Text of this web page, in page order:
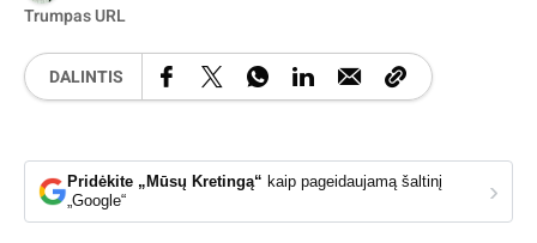
Trumpas URL
DALINTIS
Pridėkite „Mūsų Kretingą“ kaip pageidaujamą šaltinį
„Google“
›